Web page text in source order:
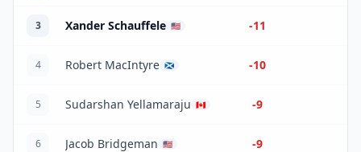
3 Xander Schauffele 🇺🇸 -11
4 Robert MacIntyre 🏴󠁧󠁢󠁳󠁣󠁴󠁿 -10
5 Sudarshan Yellamaraju 🇨🇦 -9
6 Jacob Bridgeman 🇺🇸 -9